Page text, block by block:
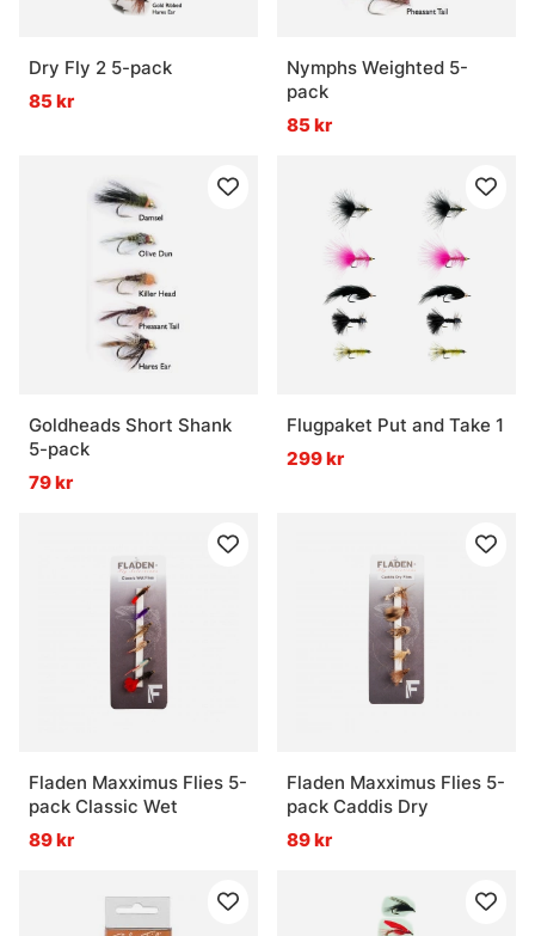
Dry Fly 2 5-pack
85 kr
Nymphs Weighted 5-
pack
85 kr
Goldheads Short Shank
5-pack
79 kr
Flugpaket Put and Take 1
299 kr
Fladen Maxximus Flies 5-
pack Classic Wet
89 kr
Fladen Maxximus Flies 5-
pack Caddis Dry
89 kr